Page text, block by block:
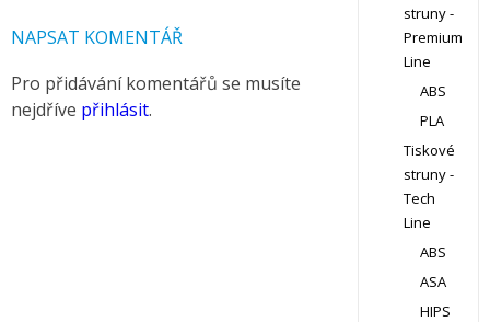
NAPSAT KOMENTÁŘ
Pro přidávání komentářů se musíte
nejdříve přihlásit.
struny -
Premium
Line
ABS
PLA
Tiskové
struny -
Tech
Line
ABS
ASA
HIPS